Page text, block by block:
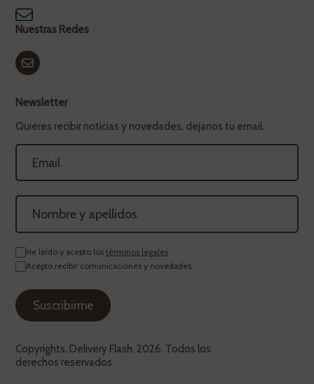
Nuestras Redes
Newsletter
Quieres recibir noticias y novedades, dejanos tu email.
He leído y acepto los términos legales
Acepto recibir comunicaciones y novedades
Copyrights. Delivery Flash, 2026. Todos los
derechos reservados.